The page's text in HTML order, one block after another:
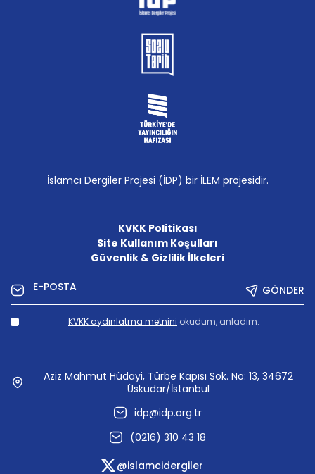
İslamcı Dergiler Projesi (İDP) bir İLEM projesidir.
KVKK Politikası
Site Kullanım Koşulları
Güvenlik & Gizlilik İlkeleri
GÖNDER
KVKK aydınlatma metnini okudum, anladım.
Aziz Mahmut Hüdayi, Türbe Kapısı Sok. No: 13, 34672
Üsküdar/İstanbul
idp@idp.org.tr
(0216) 310 43 18
@islamcidergiler